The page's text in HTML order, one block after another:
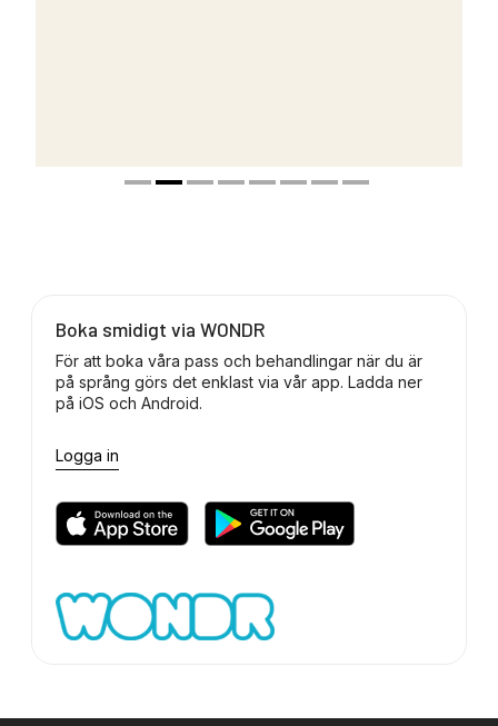
Boka smidigt via WONDR
För att boka våra pass och behandlingar när du är
på språng görs det enklast via vår app. Ladda ner
på iOS och Android.
Logga in